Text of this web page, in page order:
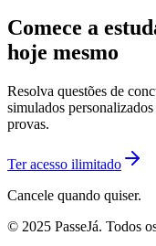
Comece a
hoje mesmo
Resolva questões de
simulados
provas.
Ter acesso ilimitado
Cancele quando quiser.
© 2025 PasseJá. Todos